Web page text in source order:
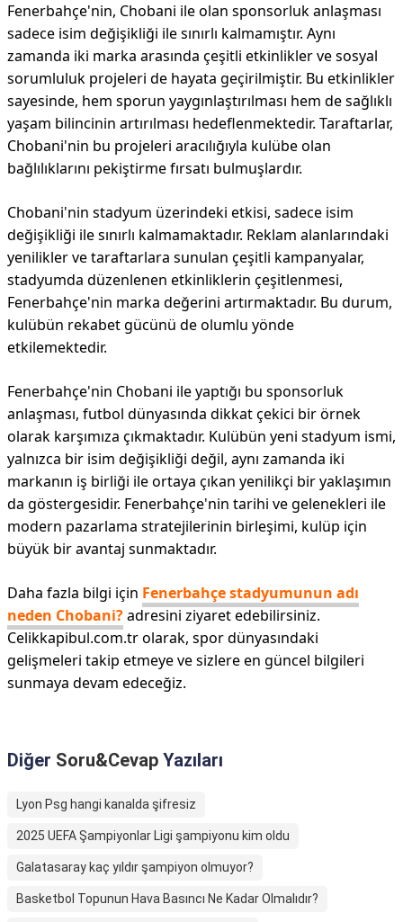
Fenerbahçe'nin, Chobani ile olan sponsorluk anlaşması
sadece isim değişikliği ile sınırlı kalmamıştır. Aynı
zamanda iki marka arasında çeşitli etkinlikler ve sosyal
sorumluluk projeleri de hayata geçirilmiştir. Bu etkinlikler
sayesinde, hem sporun yaygınlaştırılması hem de sağlıklı
yaşam bilincinin artırılması hedeflenmektedir. Taraftarlar,
Chobani'nin bu projeleri aracılığıyla kulübe olan
bağlılıklarını pekiştirme fırsatı bulmuşlardır.
Chobani'nin stadyum üzerindeki etkisi, sadece isim
değişikliği ile sınırlı kalmamaktadır. Reklam alanlarındaki
yenilikler ve taraftarlara sunulan çeşitli kampanyalar,
stadyumda düzenlenen etkinliklerin çeşitlenmesi,
Fenerbahçe'nin marka değerini artırmaktadır. Bu durum,
kulübün rekabet gücünü de olumlu yönde
etkilemektedir.
Fenerbahçe'nin Chobani ile yaptığı bu sponsorluk
anlaşması, futbol dünyasında dikkat çekici bir örnek
olarak karşımıza çıkmaktadır. Kulübün yeni stadyum ismi,
yalnızca bir isim değişikliği değil, aynı zamanda iki
markanın iş birliği ile ortaya çıkan yenilikçi bir yaklaşımın
da göstergesidir. Fenerbahçe'nin tarihi ve gelenekleri ile
modern pazarlama stratejilerinin birleşimi, kulüp için
büyük bir avantaj sunmaktadır.
Daha fazla bilgi için Fenerbahçe stadyumunun adı
neden Chobani?adresini ziyaret edebilirsiniz.
Celikkapibul.com.tr olarak, spor dünyasındaki
gelişmeleri takip etmeye ve sizlere en güncel bilgileri
sunmaya devam edeceğiz.
Diğer Soru&Cevap Yazıları
Lyon Psg hangi kanalda şifresiz
2025 UEFA Şampiyonlar Ligi şampiyonu kim oldu
Galatasaray kaç yıldır şampiyon olmuyor?
Basketbol Topunun Hava Basıncı Ne Kadar Olmalıdır?